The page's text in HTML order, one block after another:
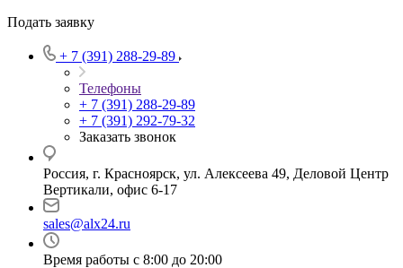
Подать заявку
+ 7 (391) 288-29-89
Телефоны
+ 7 (391) 288-29-89
+ 7 (391) 292-79-32
Заказать звонок
Россия, г. Красноярск, ул. Алексеева 49, Деловой Центр
Вертикали, офис 6-17
sales@alx24.ru
Время работы с 8:00 до 20:00